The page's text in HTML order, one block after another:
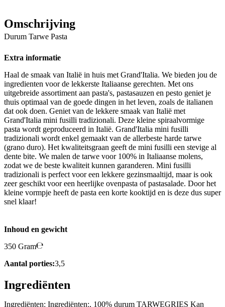
Omschrijving
Durum Tarwe Pasta
Extra informatie
Haal de smaak van Italië in huis met Grand'Italia. We bieden jou de
ingredienten voor de lekkerste Italiaanse gerechten. Met ons
uitgebreide assortiment aan pasta's, pastasauzen en pesto geniet je
thuis optimaal van de goede dingen in het leven, zoals de italianen
dat ook doen. Geniet van de lekkere smaak van Italië met
Grand'Italia mini fusilli tradizionali. Deze kleine spiraalvormige
pasta wordt geproduceerd in Italië. Grand'Italia mini fusilli
tradizionali wordt enkel gemaakt van de allerbeste harde tarwe
(grano duro). Het kwaliteitsgraan geeft de mini fusilli een stevige al
dente bite. We malen de tarwe voor 100% in Italiaanse molens,
zodat we de beste kwaliteit kunnen garanderen. Mini fusilli
tradizionali is perfect voor een lekkere gezinsmaaltijd, maar is ook
zeer geschikt voor een heerlijke ovenpasta of pastasalade. Door het
kleine vormpje heeft de pasta een korte kooktijd en is deze dus super
snel klaar!
Inhoud en gewicht
350 Gram
Aantal porties:3,5
Ingrediënten
Ingrediënten: Ingrediënten:, 100% durum TARWEGRIES Kan